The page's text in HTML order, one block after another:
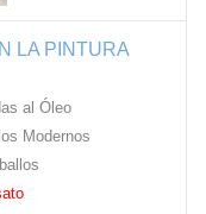
LA PINTURA
al Óleo
Modernos